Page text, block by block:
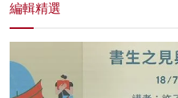
編輯精選